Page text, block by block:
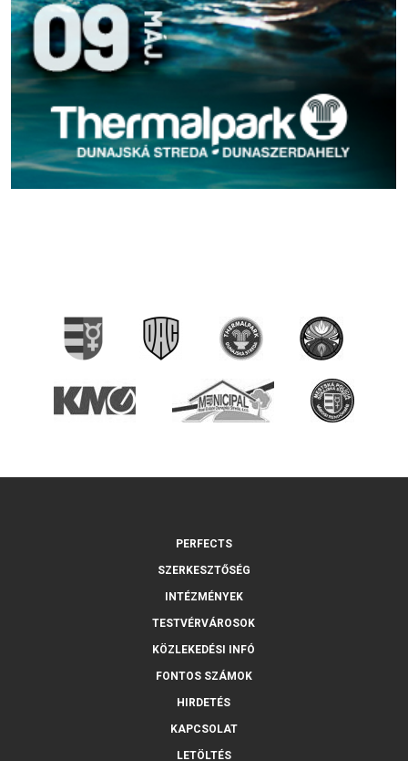
PERFECTS
SZERKESZTŐSÉG
INTÉZMÉNYEK
TESTVÉRVÁROSOK
KÖZLEKEDÉSI INFÓ
FONTOS SZÁMOK
HIRDETÉS
KAPCSOLAT
LETÖLTÉS